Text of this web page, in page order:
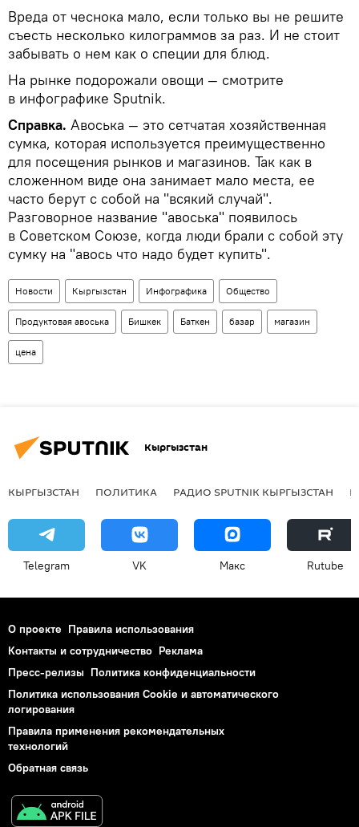
Вреда от чеснока мало, если только вы не решите
съесть несколько килограммов за раз. И не стоит
забывать о нем как о специи для блюд.
На рынке подорожали овощи — смотрите
в инфографике Sputnik.
Справка. Авоська — это сетчатая хозяйственная
сумка, которая используется преимущественно
для посещения рынков и магазинов. Так как в
сложенном виде она занимает мало места, ее
часто берут с собой на "всякий случай".
Разговорное название "авоська" появилось
в Советском Союзе, когда люди брали с собой эту
сумку на "авось что надо будет купить".
Новости Кыргызстан Инфографика Общество
Продуктовая авоська Бишкек Баткен базар магазин
цена
Кыргызстан
КЫРГЫЗСТАН ПОЛИТИКА РАДИО SPUTNIK КЫРГЫЗСТАН
Telegram VK Макс Rutube
О проекте Правила использования
Контакты и сотрудничество Реклама
Пресс-релизы Политика конфиденциальности
Политика использования Cookie и автоматического
логирования
Правила применения рекомендательных
технологий
Обратная связь